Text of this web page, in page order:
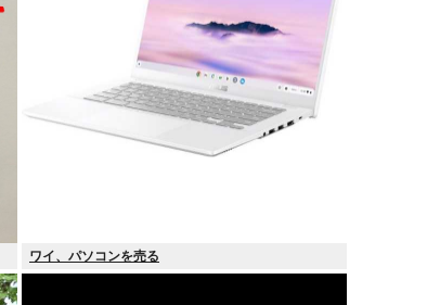
ワイ、パソコンを売る